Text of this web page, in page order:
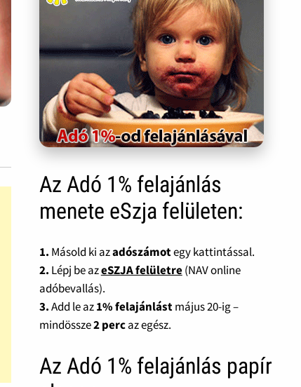
Az Adó 1% felajánlás
menete eSzja felületen:
1. Másold ki azadószámotegy kattintással.
2. Lépj be azeSZJA felületre(NAV online
adóbevallás).
3.Add le az1% felajánlástmájus 20-ig –
mindössze2 percaz egész.
Az Adó 1% felajánlás papír